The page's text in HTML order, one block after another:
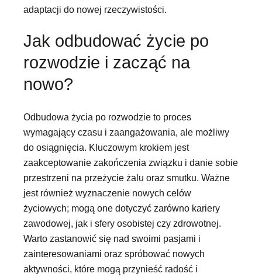
adaptacji do nowej rzeczywistości.
Jak odbudować życie po
rozwodzie i zacząć na
nowo?
Odbudowa życia po rozwodzie to proces
wymagający czasu i zaangażowania, ale możliwy
do osiągnięcia. Kluczowym krokiem jest
zaakceptowanie zakończenia związku i danie sobie
przestrzeni na przeżycie żalu oraz smutku. Ważne
jest również wyznaczenie nowych celów
życiowych; mogą one dotyczyć zarówno kariery
zawodowej, jak i sfery osobistej czy zdrowotnej.
Warto zastanowić się nad swoimi pasjami i
zainteresowaniami oraz spróbować nowych
aktywności, które mogą przynieść radość i